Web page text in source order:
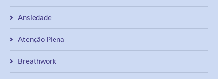
Ansiedade
Atenção Plena
Breathwork